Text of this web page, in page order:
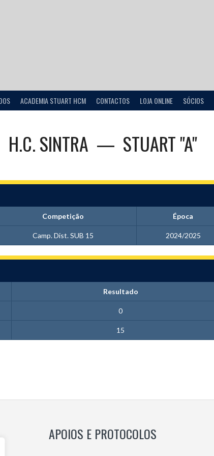
ACADEMIA STUART HCM CONTACTOS LOJA ONLINE SÓCIOS
H.C. SINTRA — STUART "A"
Competição Época
Camp. Dist. SUB 15 2024/2025
Resultado
0
15
APOIOS E PROTOCOLOS